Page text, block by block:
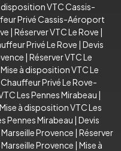
disposition VTC Cassis-
Privé Cassis-Aéroport
| Réserver VTC Le Rove |
Privé Le Rove | Devis
| Réserver VTC Le
Mise à disposition VTC Le
Chauffeur Privé Le Rove-
Les Pennes Mirabeau |
Mise à disposition VTC Les
Pennes Mirabeau | Devis
Provence | Réserver
Provence | Mise à